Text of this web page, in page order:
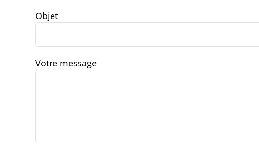
Objet
Votre message